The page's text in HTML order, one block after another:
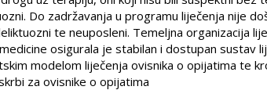
Do zadržavanja u programu liječenja nije
te neuposleni. Temeljna organizacija
osigurala je stabilan i dostupan sustav
modelom liječenja ovisnika o opijatima te
za ovisnike o opijatima